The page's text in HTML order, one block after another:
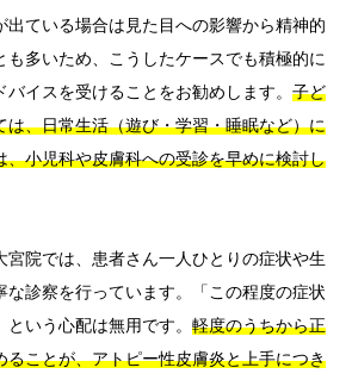
出ている場合は見た目への影響から精神的
も多いため、こうしたケースでも積極的に
イスを受けることをお勧めします。 子ど
は、日常生活（遊び・学習・睡眠など）に
、小児科や皮膚科への受診を早めに検討し
宮院では、患者さん一人ひとりの症状や生
な診察を行っています。「この程度の症状
いう心配は無用です。 軽度のうちから正
ることが、アトピー性皮膚炎と上手につき